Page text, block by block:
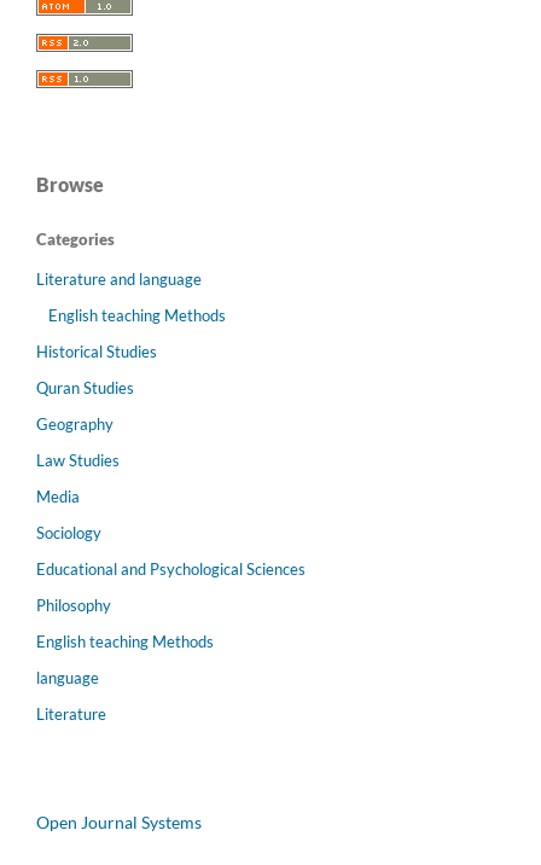
Browse
Categories
Literature and language
English teaching Methods
Historical Studies
Quran Studies
Geography
Law Studies
Media
Sociology
Educational and Psychological Sciences
Philosophy
English teaching Methods
language
Literature
Open Journal Systems